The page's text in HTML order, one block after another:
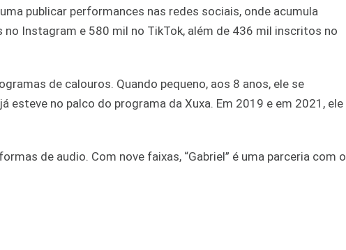
publicar performances nas redes sociais, onde acumula
Instagram e 580 mil no TikTok, além de 436 mil inscritos no
de calouros. Quando pequeno, aos 8 anos, ele se
esteve no palco do programa da Xuxa. Em 2019 e em 2021, ele
de audio. Com nove faixas, “Gabriel” é uma parceria com o